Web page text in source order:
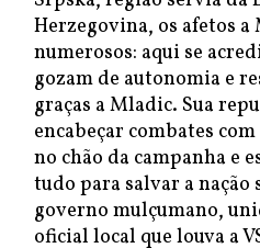
Herzegovina, os afetos a
numerosos: aqui se
gozam de autonomia e
graças a Mladic. Sua
encabeçar combates
no chão da campanha e
tudo para salvar a nação
governo mulçumano,
oficial local que louva a